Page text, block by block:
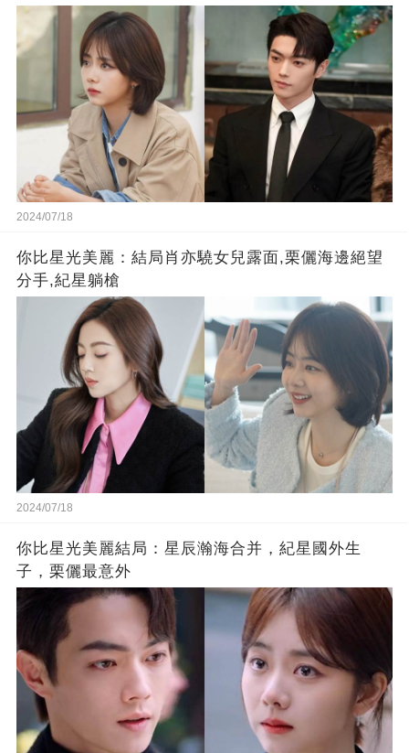
2024/07/18
你比星光美麗：結局肖亦驍女兒露面,栗儷海邊絕望
分手,紀星躺槍
2024/07/18
你比星光美麗結局：星辰瀚海合并，紀星國外生
子，栗儷最意外